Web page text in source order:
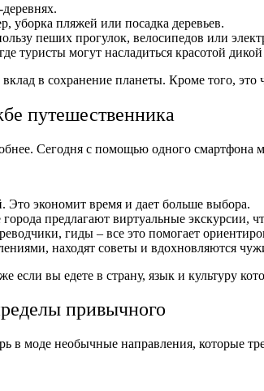
уборка пляжей или посадка деревьев.
пеших прогулок, велосипедов или
туристы могут насладиться красотой
в сохранение планеты. Кроме того,
путешественника
Сегодня с помощью одного смартфона
Это экономит время и дает больше выбора.
предлагают виртуальные экскурсии,
гиды – все это помогает
находят советы и вдохновляются
вы едете в страну, язык и культуру
привычного
в моде необычные направления, которые